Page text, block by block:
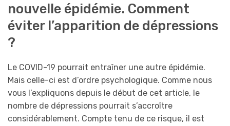
nouvelle épidémie. Comment
éviter l’apparition de dépressions
?
Le COVID-19 pourrait entraîner une autre épidémie.
Mais celle-ci est d’ordre psychologique. Comme nous
vous l’expliquons depuis le début de cet article, le
nombre de dépressions pourrait s’accroître
considérablement. Compte tenu de ce risque, il est